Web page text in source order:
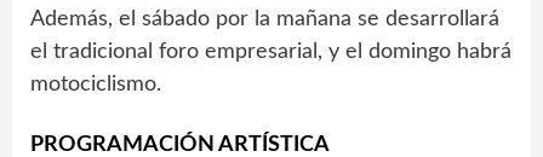
Además, el sábado por la mañana se desarrollará
el tradicional foro empresarial, y el domingo habrá
motociclismo.
PROGRAMACIÓN ARTÍSTICA